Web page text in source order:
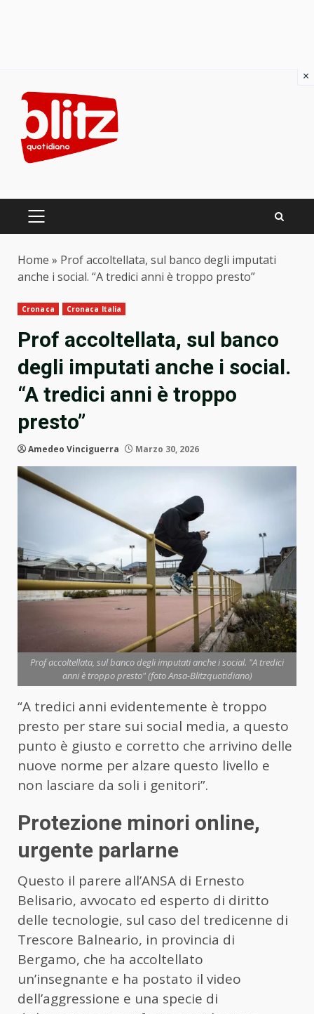
content
PRIMARY
Home » Prof accoltellata, sul banco degli imputati
anche i social. “A tredici anni è troppo presto”
Cronaca Cronaca Italia
Prof accoltellata, sul banco
degli imputati anche i social.
“A tredici anni è troppo
presto”
Amedeo Vinciguerra Marzo 30, 2026
Prof accoltellata, sul banco degli imputati anche i social. "A tredici
anni è troppo presto" (foto Ansa-Blitzquotidiano)
“A tredici anni evidentemente è troppo
presto per stare sui social media, a questo
punto è giusto e corretto che arrivino delle
nuove norme per alzare questo livello e
non lasciare da soli i genitori”.
Protezione minori online,
urgente parlarne
Questo il parere all’ANSA di Ernesto
Belisario, avvocato ed esperto di diritto
delle tecnologie, sul caso del tredicenne di
Trescore Balneario, in provincia di
Bergamo, che ha accoltellato
un’insegnante e ha postato il video
dell’aggressione e una specie di
×